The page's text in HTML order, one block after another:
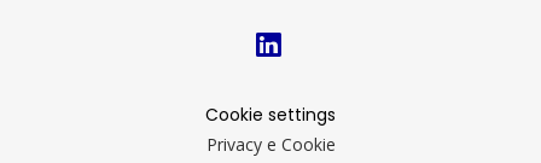
Cookie settings
Privacy e Cookie